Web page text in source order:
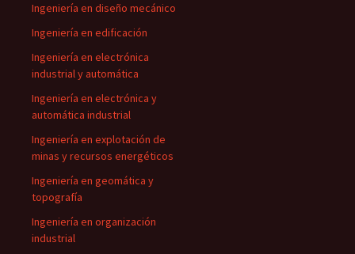
Ingeniería en diseño mecánico
Ingeniería en edificación
Ingeniería en electrónica
industrial y automática
Ingeniería en electrónica y
automática industrial
Ingeniería en explotación de
minas y recursos energéticos
Ingeniería en geomática y
topografía
Ingeniería en organización
industrial